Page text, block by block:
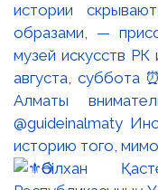
истории
образами, —
музей искусств
августа, суббота
Алматы
@guideinalmaty
историю того,